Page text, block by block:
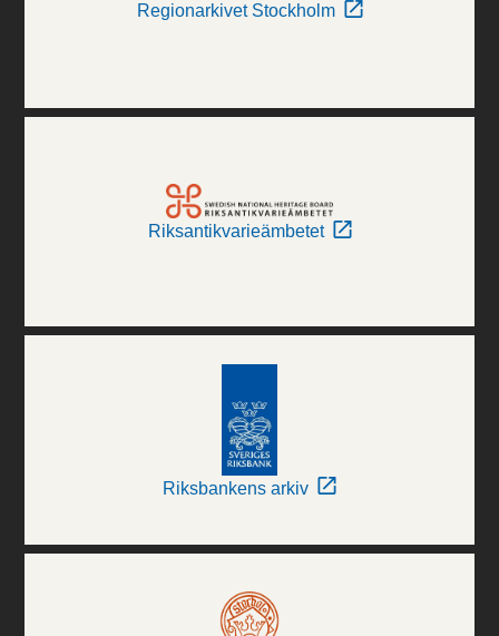
Regionarkivet Stockholm
Riksantikvarieämbetet
Riksbankens arkiv